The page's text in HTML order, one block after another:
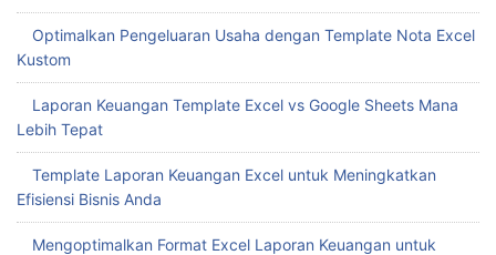
Optimalkan Pengeluaran Usaha dengan Template Nota Excel
Kustom
Laporan Keuangan Template Excel vs Google Sheets Mana
Lebih Tepat
Template Laporan Keuangan Excel untuk Meningkatkan
Efisiensi Bisnis Anda
Mengoptimalkan Format Excel Laporan Keuangan untuk